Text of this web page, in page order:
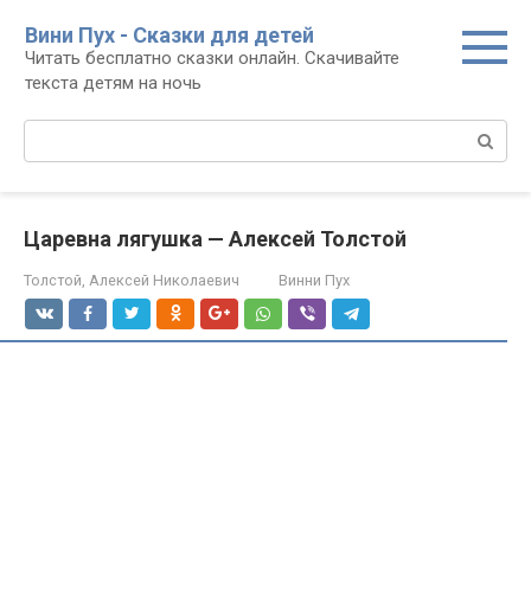
контенту
Вини Пух - Сказки для детей
Читать бесплатно сказки онлайн. Скачивайте
текста детям на ночь
Царевна лягушка — Алексей Толстой
Толстой, Алексей Николаевич Винни Пух